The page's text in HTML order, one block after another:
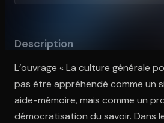
Description
L’ouvrage « La culture générale
pas être appréhendé comme un
aide-mémoire, mais comme un
démocratisation du savoir. Dans